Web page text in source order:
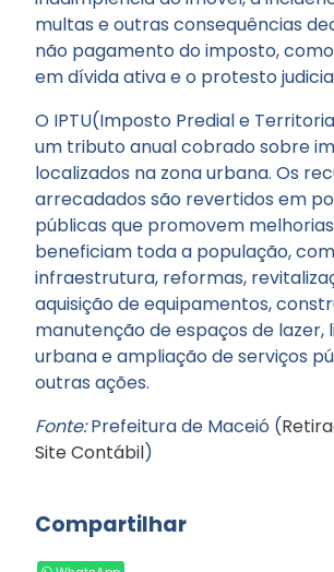
multas e outras consequências
não pagamento do imposto,
em dívida ativa e o protesto
O IPTU(Imposto Predial e
um tributo anual cobrado sobre
localizados na zona urbana. Os
arrecadados são revertidos em
públicas que promovem
beneficiam toda a população,
infraestrutura, reformas,
aquisição de equipamentos,
manutenção de espaços de lazer,
urbana e ampliação de serviços
outras ações.
Fonte:Prefeitura de Maceió (
Site Contábil)
Compartilhar